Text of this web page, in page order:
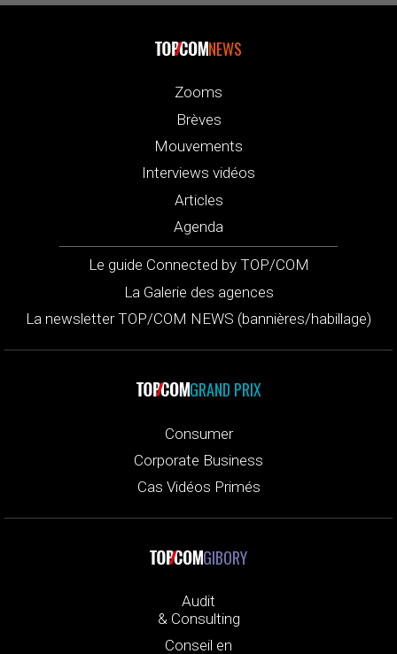
NEWS
Zooms
Brèves
Mouvements
Interviews vidéos
Articles
Agenda
Le guide Connected by TOP/COM
La Galerie des agences
La newsletter TOP/COM NEWS (bannières/habillage)
GRAND PRIX
Consumer
Corporate Business
Cas Vidéos Primés
GIBORY
Audit
& Consulting
Conseil en